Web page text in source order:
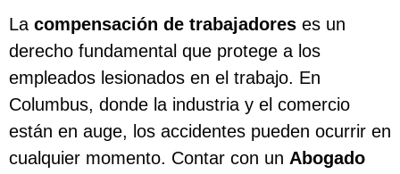
La compensación de trabajadores es un
derecho fundamental que protege a los
empleados lesionados en el trabajo. En
Columbus, donde la industria y el comercio
están en auge, los accidentes pueden ocurrir en
cualquier momento. Contar con un Abogado